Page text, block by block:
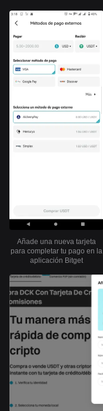
Añade una nueva tarjeta
para completar tu pago en la
aplicación Bitget